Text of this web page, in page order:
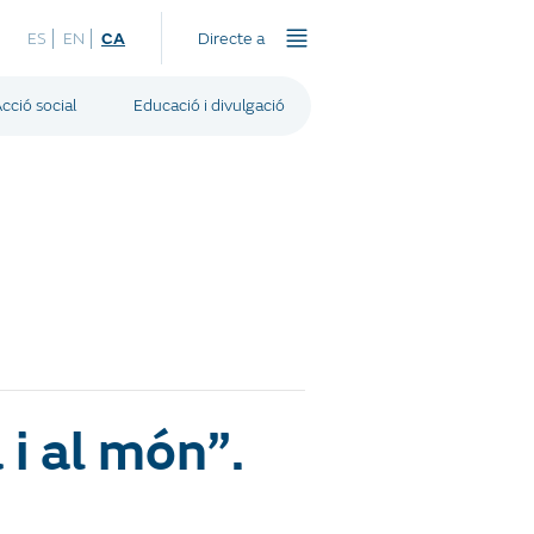
ES EN CA Directe a
social Educació i divulgació
al món”.